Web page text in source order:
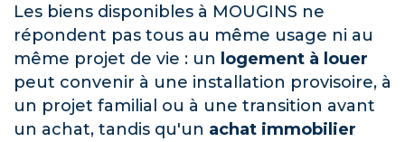
Les biens disponibles à MOUGINS ne
répondent pas tous au même usage ni au
même projet de vie : un logement à louer
peut convenir à une installation provisoire, à
un projet familial ou à une transition avant
un achat, tandis qu'un achat immobilier